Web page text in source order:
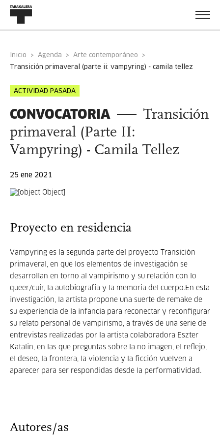
Inicio Agenda
Arte contemporáneo
transición primaveral (parte ii: vampyring) - camila tellez
ACTIVIDAD PASADA
CONVOCATORIA
Transición
primaveral (Parte II:
Vampyring) - Camila Tellez
25 ene 2021
Proyecto en residencia
Vampyring es la segunda parte del proyecto Transición
primaveral, en que los elementos de investigación se
desarrollan en torno al vampirismo y su relación con lo
queer/cuir, la autobiografía y la memoria del cuerpo.En esta
investigación, la artista propone una suerte de remake de
su experiencia de la infancia para reconectar y reconfigurar
su relato personal de vampirismo, a través de una serie de
entrevistas realizadas por la artista colaboradora Eszter
Katalin, en las que preguntas sobre la no imagen, el reflejo,
el deseo, la frontera, la violencia y la ficción vuelven a
aparecer para ser respondidas desde la performatividad.
Autores/as